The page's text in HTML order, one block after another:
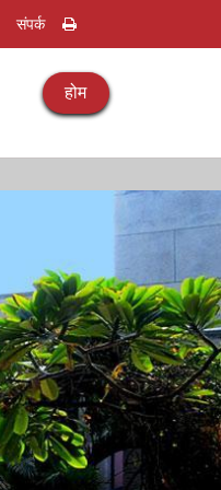
संपर्क
होम